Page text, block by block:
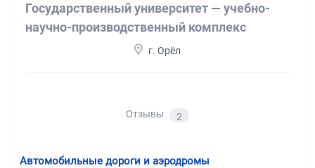
Государственный университет — учебно-
научно-производственный комплекс
г. Орёл
Отзывы 2
Автомобильные дороги и аэродромы